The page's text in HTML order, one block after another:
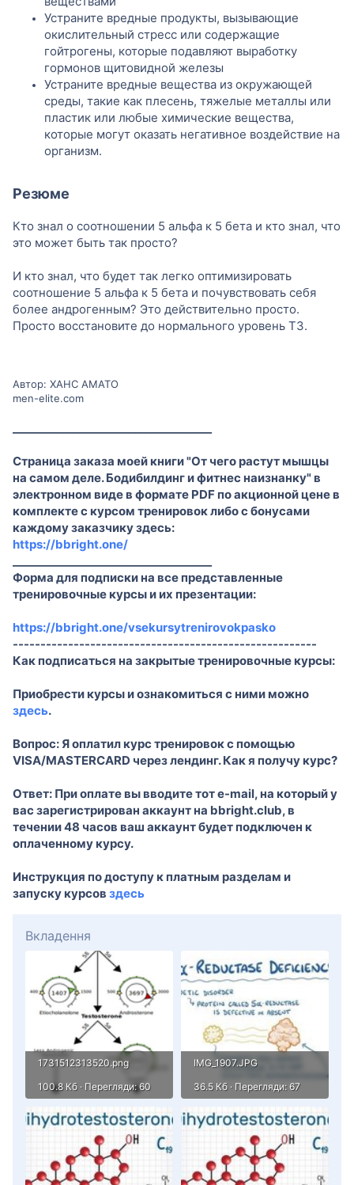
Устраните вредные продукты, вызывающие
окислительный стресс или содержащие
гойтрогены, которые подавляют выработку
гормонов щитовидной железы
Устраните вредные вещества из окружающей
среды, такие как плесень, тяжелые металлы или
пластик или любые химические вещества,
которые могут оказать негативное воздействие на
организм.
Резюме
Кто знал о соотношении 5 альфа к 5 бета и кто знал, что
это может быть так просто?
И кто знал, что будет так легко оптимизировать
соотношение 5 альфа к 5 бета и почувствовать себя
более андрогенным? Это действительно просто.
Просто восстановите до нормального уровень Т3.
Автор: ХАНС АМАТО
men-elite.com
Страница заказа моей книги "От чего растут мышцы
на самом деле. Бодибилдинг и фитнес наизнанку" в
электронном виде в формате PDF по акционной цене в
комплекте с курсом тренировок либо с бонусами
каждому заказчику здесь:
https://bbright.one/
Форма для подписки на все представленные
тренировочные курсы и их презентации:
https://bbright.one/vsekursytrenirovokpasko
-------------------------------------------------------
Как подписаться на закрытые тренировочные курсы:
Приобрести курсы и ознакомиться с ними можно
здесь.
Вопрос: Я оплатил курс тренировок с помощью
VISA/MASTERCARD через лендинг. Как я получу курс?
Ответ: При оплате вы вводите тот e-mail, на который у
вас зарегистрирован аккаунт на bbright.club, в
течении 48 часов ваш аккаунт будет подключен к
оплаченному курсу.
Инструкция по доступу к платным разделам и
запуску курсов здесь
Вкладення
1731512313520.png
100.8 Кб · Перегляди: 60
IMG_1907.JPG
36.5 Кб · Перегляди: 67